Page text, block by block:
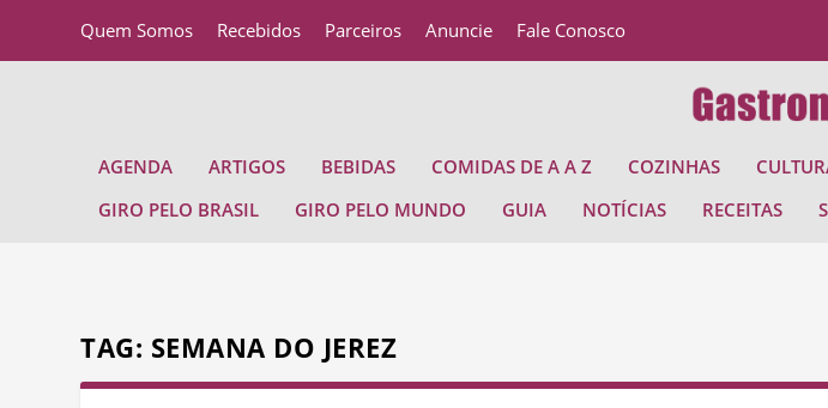
Quem Somos Recebidos Parceiros Anuncie Fale Conosco
AGENDA ARTIGOS BEBIDAS COMIDAS DE A A Z COZINHAS
GIRO PELO BRASIL
GIRO PELO MUNDO GUIA NOTÍCIAS RECEITAS
TAG: SEMANA DO JEREZ